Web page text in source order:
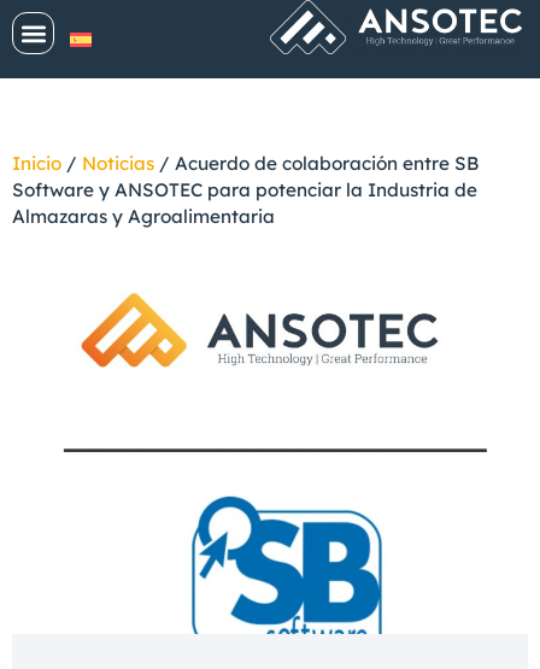
Inicio / Noticias / Acuerdo de colaboración entre SB
Software y ANSOTEC para potenciar la Industria de
Almazaras y Agroalimentaria